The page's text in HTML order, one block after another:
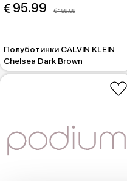
95.99 159.99
Полуботинки CALVIN KLEIN
Chelsea Dark Brown